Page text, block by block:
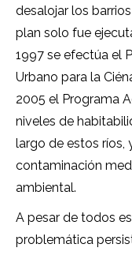
desalojar los
plan solo fue
1997 se efectúa el
Urbano para la
2005 el Programa
niveles de
largo de estos ríos,
contaminación
ambiental.
A pesar de todos
problemática